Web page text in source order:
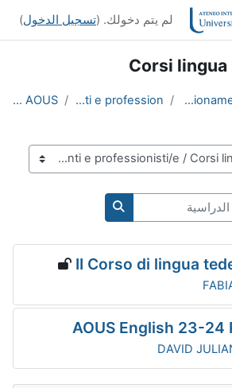
لم يتم دخولك. (تسجيل الدخول)
Corsi lingua
Corsi di formazione e perfezionamento
Corsi di lingua per istituzioni, enti e profession...
Corsi lingua inglese AOUS
البحث في المقررات
II Corso di lingua
AOUS English 23-24
DAVID